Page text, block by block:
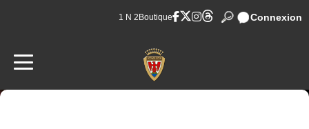
1 N 2 Boutique Connexion